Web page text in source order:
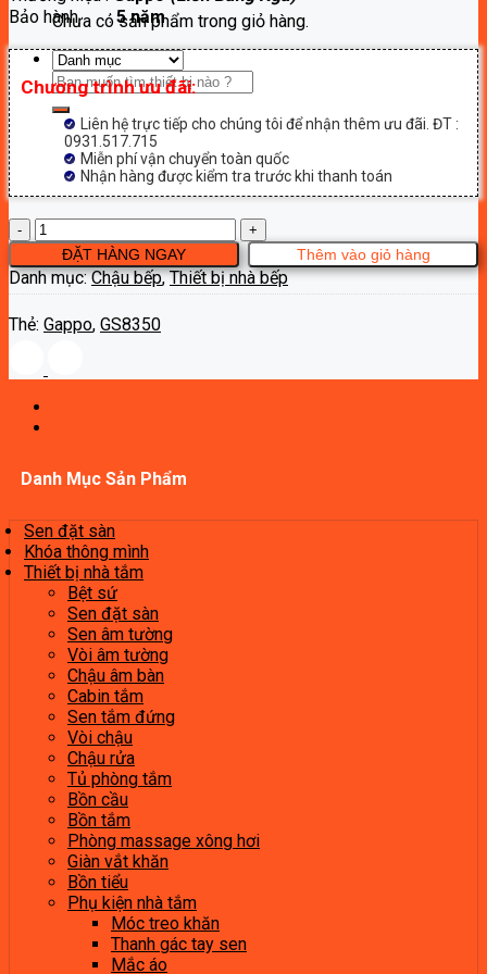
Chưa có sản phẩm trong giỏ hàng.
Tìm
kiếm:
6,110,000₫.
Bảo hành :5 năm
Chương trình ưu đãi:
Liên hệ trực tiếp cho chúng tôi để nhận thêm ưu đãi. ĐT :
0931.517.715
Miễn phí vận chuyển toàn quốc
Nhận hàng được kiểm tra trước khi thanh toán
Chậu
bếp
2
hố
GS8350
lượng
Thêm vào giỏ hàng
ĐẶT HÀNG NGAY
Danh mục:Chậu bếp,Thiết bị nhà bếp
Thẻ: Gappo, GS8350
Danh Mục Sản Phẩm
Sen đặt sàn
Khóa thông mình
Thiết bị nhà tắm
Bệt sứ
Sen đặt sàn
Sen âm tường
Vòi âm tường
Chậu âm bàn
Cabin tắm
Sen tắm đứng
Vòi chậu
Chậu rửa
Tủ phòng tắm
Bồn cầu
Bồn tắm
Phòng massage xông hơi
Giàn vắt khăn
Bồn tiểu
Phụ kiện nhà tắm
Móc treo khăn
Thanh gác tay sen
Mắc áo